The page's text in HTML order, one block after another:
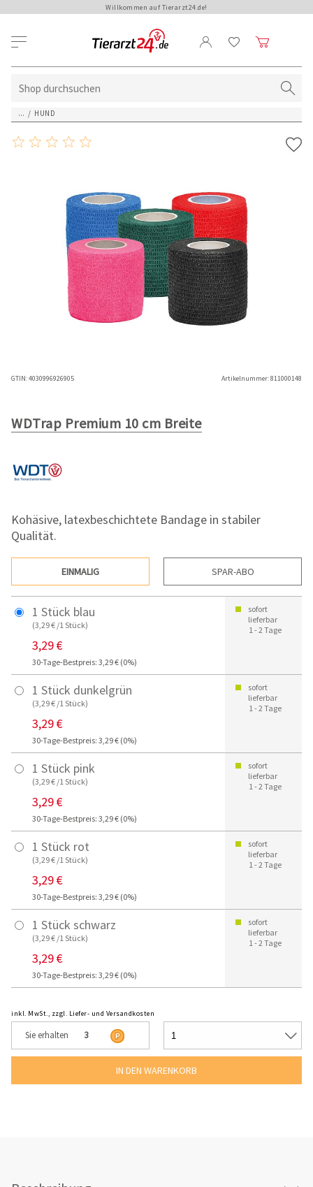
Willkommen auf Tierarzt24.de!
... / HUND
GTIN:4030996926905 Artikelnummer:811000148
WDTrap Premium 10 cm Breite
Kohäsive, latexbeschichtete Bandage in stabiler
Qualität.
EINMALIG SPAR-ABO
1 Stück blau
(3,29 € /1 Stück)
3,29 €
30-Tage-Bestpreis: 3,29 € (0%)
sofort
lieferbar
1 - 2 Tage
1 Stück dunkelgrün
(3,29 € /1 Stück)
3,29 €
30-Tage-Bestpreis: 3,29 € (0%)
sofort
lieferbar
1 - 2 Tage
1 Stück pink
(3,29 € /1 Stück)
3,29 €
30-Tage-Bestpreis: 3,29 € (0%)
sofort
lieferbar
1 - 2 Tage
1 Stück rot
(3,29 € /1 Stück)
3,29 €
30-Tage-Bestpreis: 3,29 € (0%)
sofort
lieferbar
1 - 2 Tage
1 Stück schwarz
(3,29 € /1 Stück)
3,29 €
30-Tage-Bestpreis: 3,29 € (0%)
sofort
lieferbar
1 - 2 Tage
inkl. MwSt., zzgl. Liefer- und Versandkosten
Sie erhalten 3